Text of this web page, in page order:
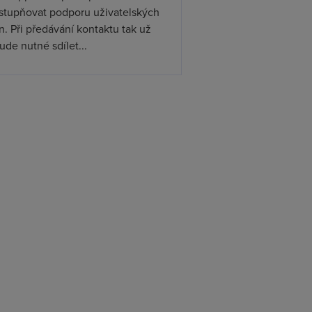
podporu uživatelských
Při předávání kontaktu tak už
nutné sdílet...